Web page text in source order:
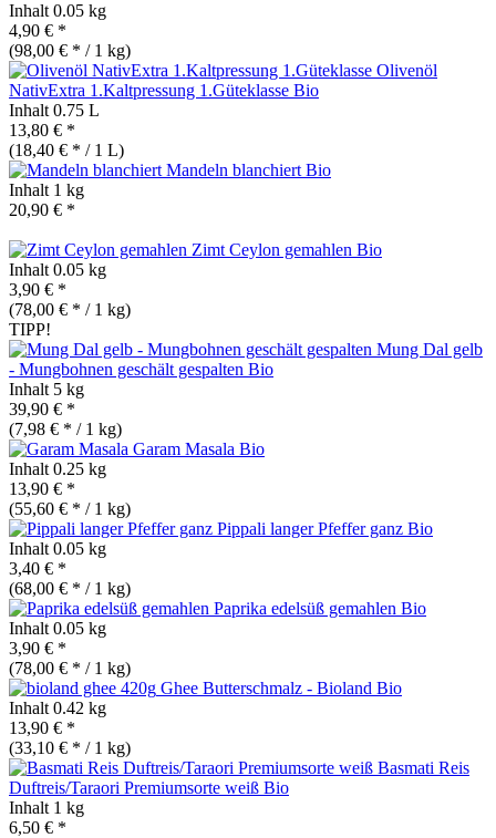
Inhalt 0.05 kg
4,90 € *
(98,00 € * / 1 kg)
Olivenöl
NativExtra 1.Kaltpressung 1.Güteklasse Bio
Inhalt 0.75 L
13,80 € *
(18,40 € * / 1 L)
Mandeln blanchiert Bio
Inhalt 1 kg
20,90 € *
Zimt Ceylon gemahlen Bio
Inhalt 0.05 kg
3,90 € *
(78,00 € * / 1 kg)
TIPP!
Mung Dal gelb
- Mungbohnen geschält gespalten Bio
Inhalt 5 kg
39,90 € *
(7,98 € * / 1 kg)
Garam Masala Bio
Inhalt 0.25 kg
13,90 € *
(55,60 € * / 1 kg)
Pippali langer Pfeffer ganz Bio
Inhalt 0.05 kg
3,40 € *
(68,00 € * / 1 kg)
Paprika edelsüß gemahlen Bio
Inhalt 0.05 kg
3,90 € *
(78,00 € * / 1 kg)
Ghee Butterschmalz - Bioland Bio
Inhalt 0.42 kg
13,90 € *
(33,10 € * / 1 kg)
Basmati Reis
Duftreis/Taraori Premiumsorte weiß Bio
Inhalt 1 kg
6,50 € *